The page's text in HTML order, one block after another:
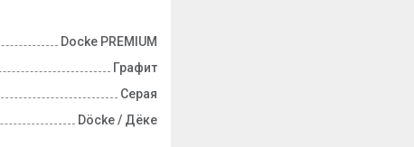
Docke PREMIUM
Графит
Серая
Döcke / Дёке